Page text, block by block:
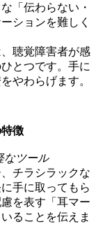
「伝わらない・
ションを難しく
聴覚障害者が感
とつです。手に
やわらげます。
徴
なツール
チラシラックな
手に取ってもら
を表す「耳マー
ることを伝えま